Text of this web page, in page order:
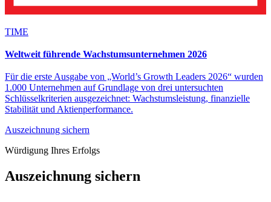
TIME
Weltweit führende Wachstumsunternehmen 2026
Für die erste Ausgabe von „World’s Growth Leaders 2026“ wurden
1.000 Unternehmen auf Grundlage von drei untersuchten
Schlüsselkriterien ausgezeichnet: Wachstumsleistung, finanzielle
Stabilität und Aktienperformance.
Auszeichnung sichern
Würdigung Ihres Erfolgs
Auszeichnung sichern